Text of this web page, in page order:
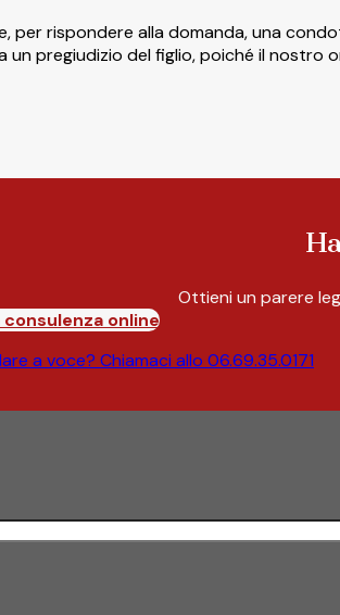
per rispondere alla domanda, una
un pregiudizio del figlio, poiché il nostro
Ottieni un parere
online
a voce? Chiamaci allo 06.69.35.0171